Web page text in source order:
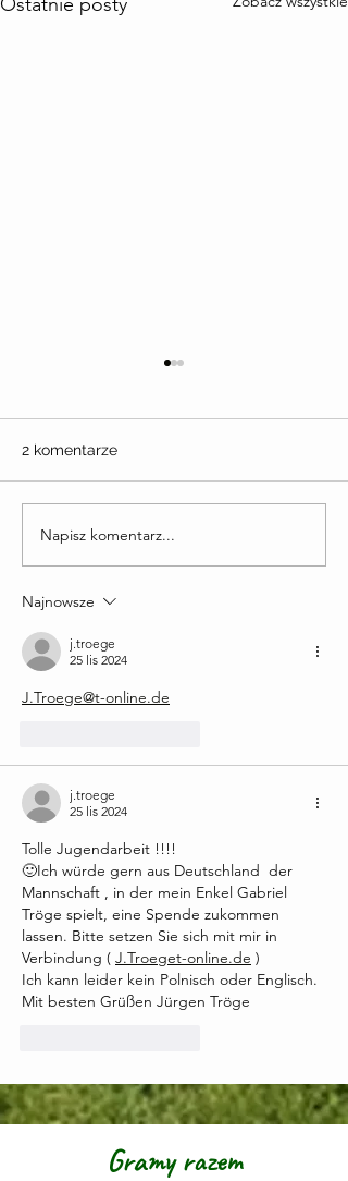
Oświadczenie Zarządu
Uczniowskiego Klubu
Sportu w Miliczu
2 komentarze
Napisz komentarz...
Najnowsze
j.troege
25 lis 2024
J.Troege@t-online.de
j.troege
25 lis 2024
Tolle Jugendarbeit !!!!
🙂Ich würde gern aus Deutschland  der
Mannschaft , in der mein Enkel Gabriel
Tröge spielt, eine Spende zukommen
lassen. Bitte setzen Sie sich mit mir in
Verbindung ( J.Troeget-online.de )
Ich kann leider kein Polnisch oder Englisch.
Mit besten Grüßen Jürgen Tröge
Gramy razem